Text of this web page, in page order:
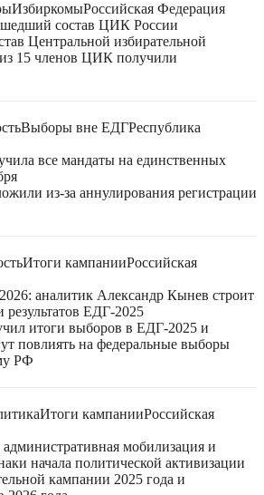
ИзбиркомыРоссийская Федерация
состав ЦИК России
Центральной избирательной
15 членов ЦИК получили
Выборы вне ЕДГРеспублика
все мандаты на единственных
из-за аннулирования регистрации
Итоги кампанииРоссийская
аналитик Александр Кынев строит
результатов ЕДГ-2025
итоги выборов в ЕДГ-2025 и
повлиять на федеральные выборы
РФ
Итоги кампанииРоссийская
административная мобилизация и
начала политической активизации
кампании 2025 года и